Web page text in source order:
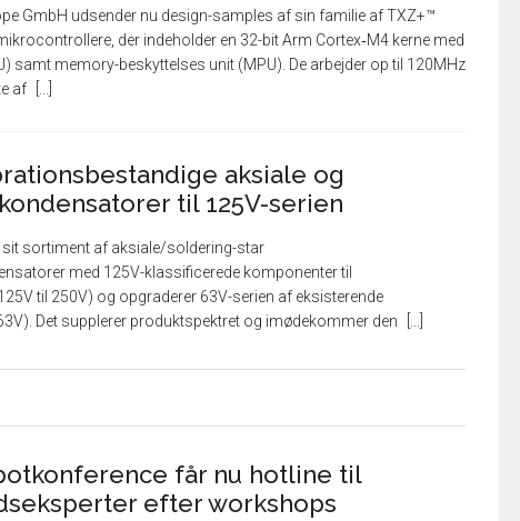
GmbH udsender nu design-samples af sin familie af TXZ+™
der indeholder en 32-bit Arm Cortex‑M4 kerne med
samt memory-beskyttelses unit (MPU). De arbejder op til 120MHz
af
aksiale og
til 125V-serien
sortiment af aksiale/soldering-star
med 125V-klassificerede komponenter til
til 250V) og opgraderer 63V-serien af ​​eksisterende
Det supplerer produktspektret og imødekommer den
får nu hotline til
efter workshops